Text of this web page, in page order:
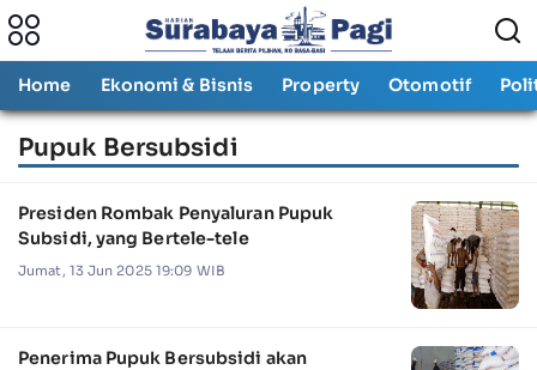
Home Ekonomi & Bisnis Property Otomotif
Pupuk Bersubsidi
Presiden Rombak Penyaluran Pupuk
Subsidi, yang Bertele-tele
Jumat, 13 Jun 2025 19:09 WIB
Penerima Pupuk Bersubsidi akan